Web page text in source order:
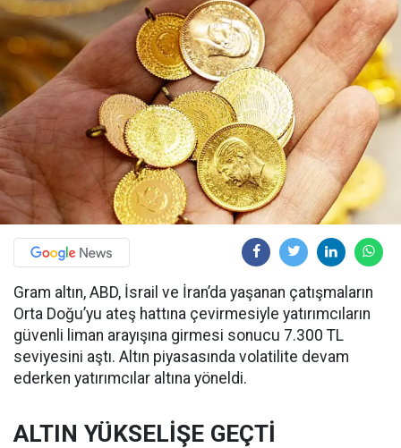
Gram altın, ABD, İsrail ve İran’da yaşanan çatışmaların
Orta Doğu’yu ateş hattına çevirmesiyle yatırımcıların
güvenli liman arayışına girmesi sonucu 7.300 TL
seviyesini aştı. Altın piyasasında volatilite devam
ederken yatırımcılar altına yöneldi.
ALTIN YÜKSELİŞE GEÇTİ